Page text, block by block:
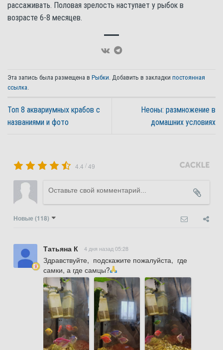
рассаживать. Половая зрелость наступает у рыбок в
возрасте 6-8 месяцев.
Эта запись была размещена в Рыбки. Добавить в закладки постоянная
ссылка.
Топ 8 аквариумных крабов с
названиями и фото
Неоны: размножение в
домашних условиях
4.4 /49
Новые (118)
Татьяна К 4 дня назад 05:28
Здравствуйте,  подскажите пожалуйста,  где
самки, а где самцы?